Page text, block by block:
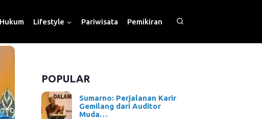
Hukum Lifestyle Pariwisata Pemikiran
POPULAR
Sumarno: Perjalanan Karir
Gemilang dari Auditor
Muda…